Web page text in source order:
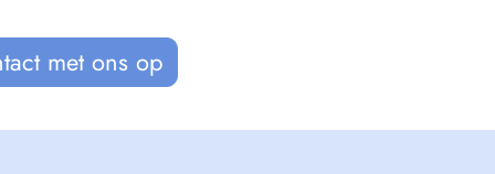
met ons op